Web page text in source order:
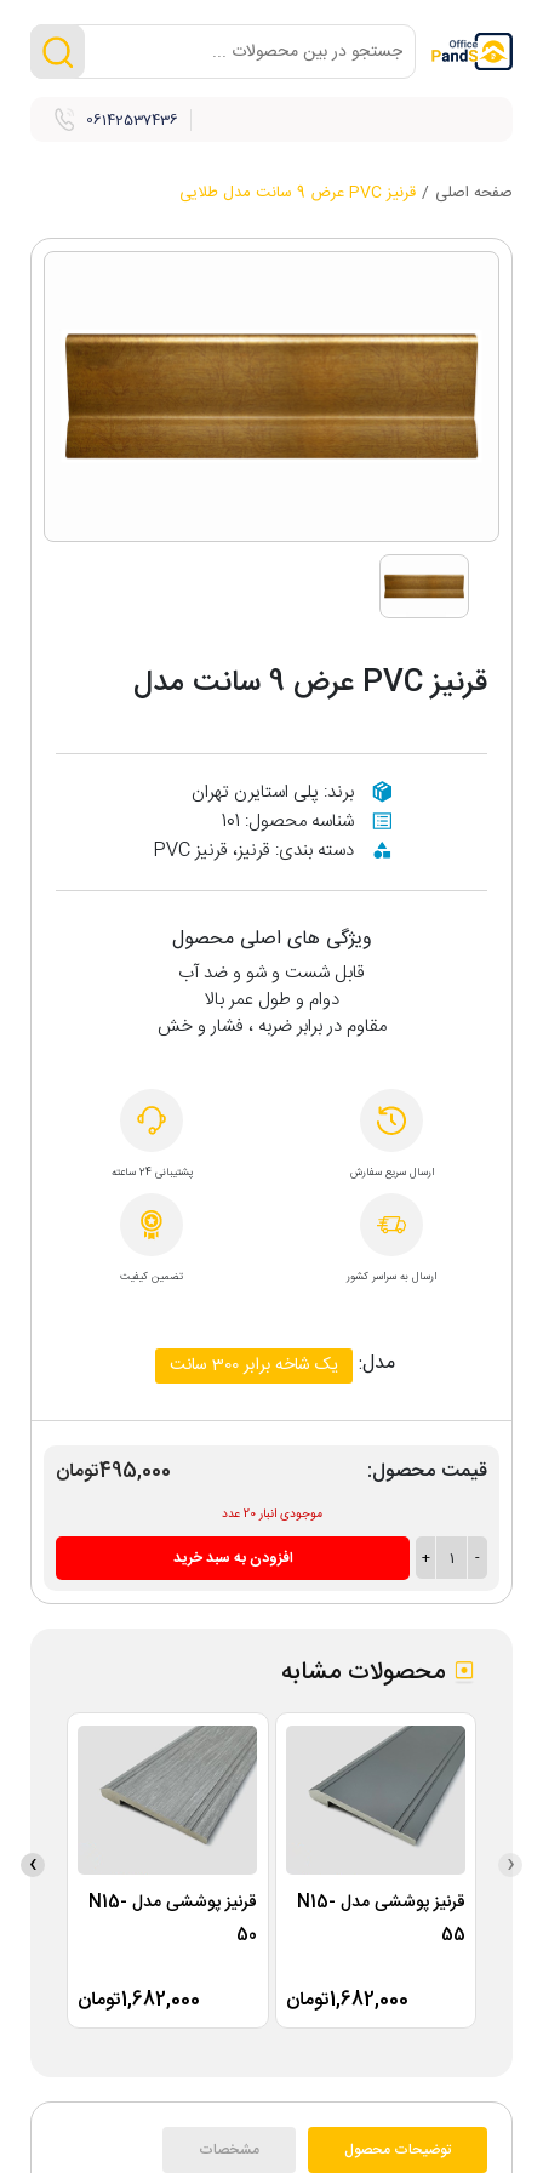
06142537436
صفحه اصلی / قرنیز PVC عرض 9 سانت مدل طلایی
قرنیز PVC عرض 9 سانت مدل
برند: پلی استایرن تهران
شناسه محصول: 101
دسته بندی: قرنیز، قرنیز PVC
ویژگی های اصلی محصول
قابل شست و شو و ضد آب
دوام و طول عمر بالا
مقاوم در برابر ضربه ، فشار و خش
ارسال سریع سفارش پشتیبانی 24 ساعته
ارسال به سراسر کشور تضمین کیفیت
مدل: یک شاخه برابر 300 سانت
قیمت محصول: 495,000تومان
موجودی انبار 20 عدد
-
1
+ افزودن به سبد خرید
محصولات مشابه
قرنیز پوششی مدل N15-
55
1,682,000تومان
قرنیز پوششی مدل N15-
50
1,682,000تومان
‹
›
توضیحات محصول مشخصات